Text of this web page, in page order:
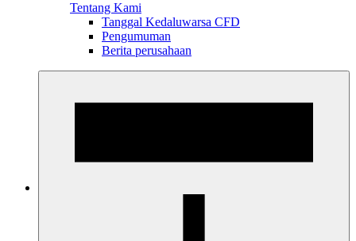
Tentang Kami
Tanggal Kedaluwarsa CFD
Pengumuman
Berita perusahaan